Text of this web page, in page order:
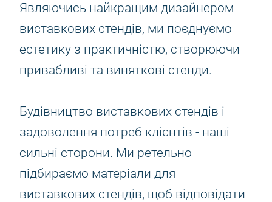
Являючись найкращим дизайнером
виставкових стендів, ми поєднуємо
естетику з практичністю, створюючи
привабливі та виняткові стенди.
Будівництво виставкових стендів і
задоволення потреб клієнтів - наші
сильні сторони. Ми ретельно
підбираємо матеріали для
виставкових стендів, щоб відповідати